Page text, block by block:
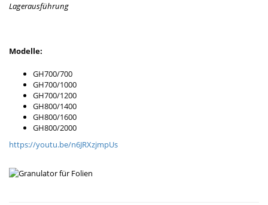
Lagerausführung
Modelle:
GH700/700
GH700/1000
GH700/1200
GH800/1400
GH800/1600
GH800/2000
https://youtu.be/n6JRXzjmpUs